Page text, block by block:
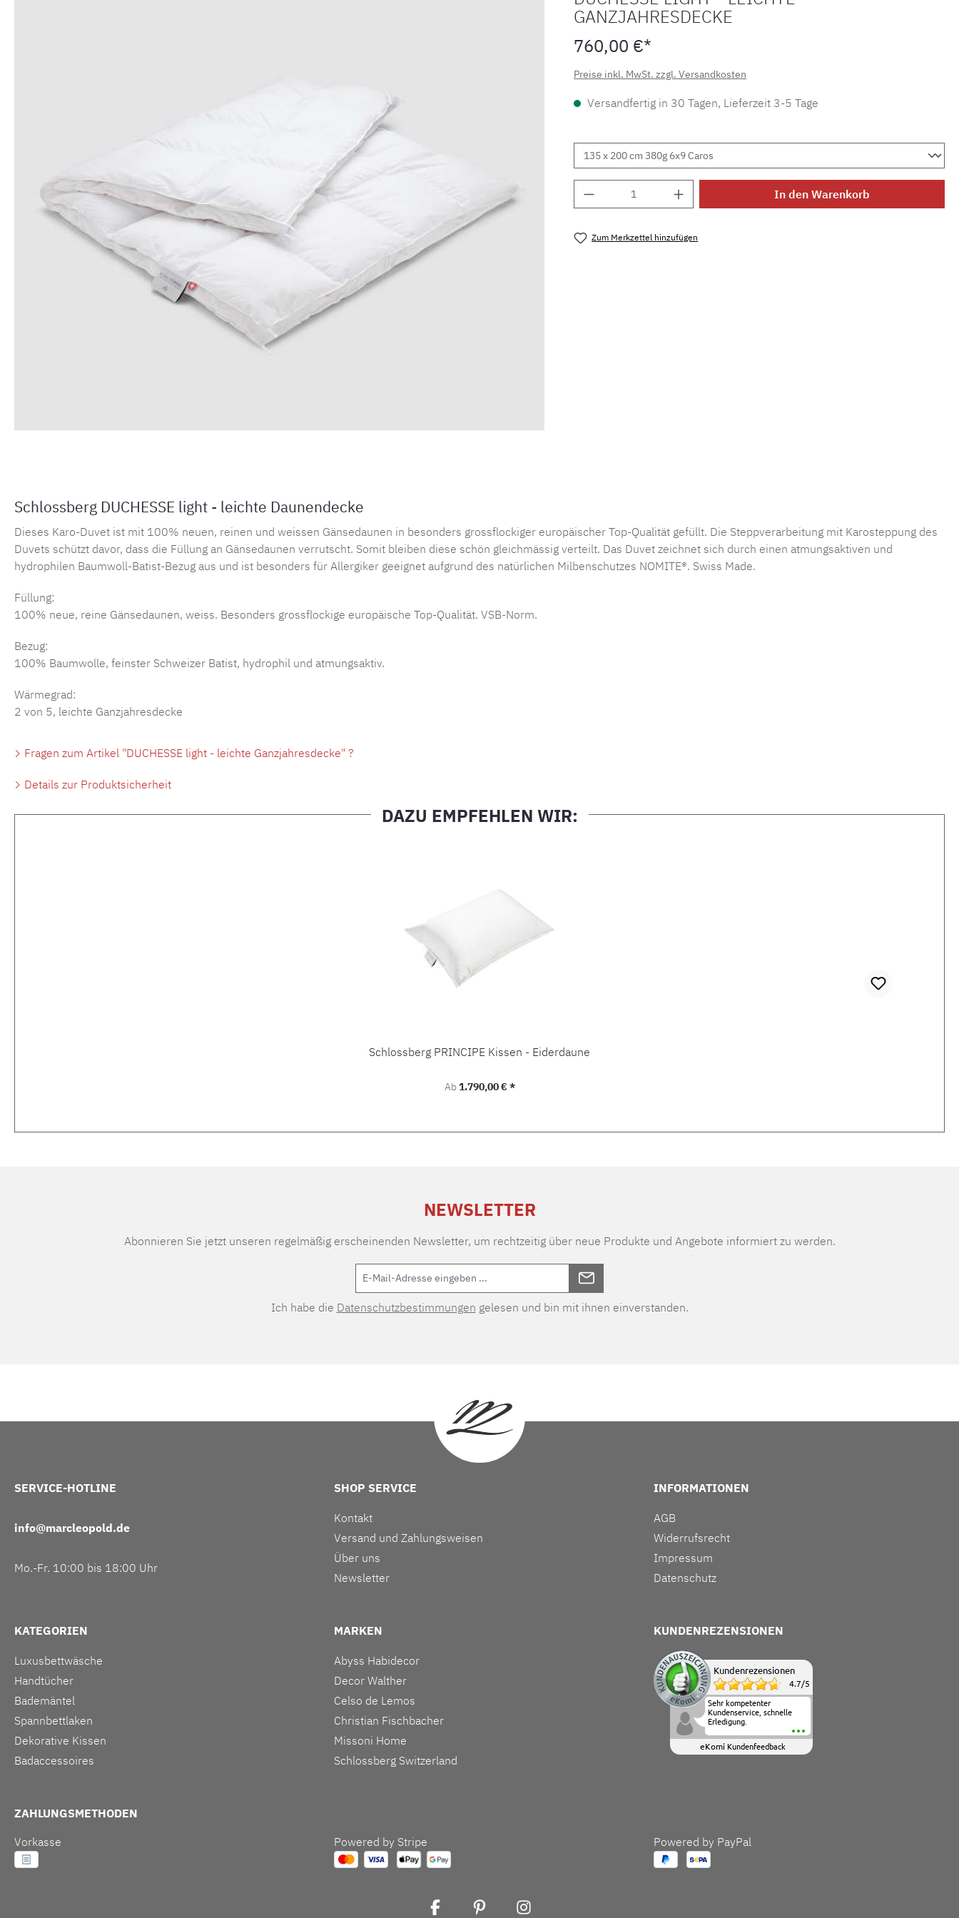
GANZJAHRESDECKE
760,00 €*
Preise inkl. MwSt. zzgl. Versandkosten
Versandfertig in 30 Tagen, Lieferzeit 3-5 Tage
Produkt Anzahl: Gib den gewünschten Wert ein
In den Warenkorb
Zum Merkzettel hinzufügen
Schlossberg DUCHESSE light - leichte Daunendecke
Dieses Karo-Duvet ist mit 100% neuen, reinen und weissen Gänsedaunen in besonders grossflockiger europäischer Top-Qualität gefüllt. Die Steppverarbeitung mit Karosteppung des
Duvets schützt davor, dass die Füllung an Gänsedaunen verrutscht. Somit bleiben diese schön gleichmässig verteilt. Das Duvet zeichnet sich durch einen atmungsaktiven und
hydrophilen Baumwoll-Batist-Bezug aus und ist besonders für Allergiker geeignet aufgrund des natürlichen Milbenschutzes NOMITE®. Swiss Made.
Füllung:
100% neue, reine Gänsedaunen, weiss. Besonders grossflockige europäische Top-Qualität. VSB-Norm.
Bezug:
100% Baumwolle, feinster Schweizer Batist, hydrophil und atmungsaktiv.
Wärmegrad:
2 von 5, leichte Ganzjahresdecke
Fragen zum Artikel "DUCHESSE light - leichte Ganzjahresdecke" ?
Details zur Produktsicherheit
DAZU EMPFEHLEN WIR:
Schlossberg PRINCIPE Kissen - Eiderdaune
Regulärer Preis:
Ab1.790,00 € *
NEWSLETTER
Abonnieren Sie jetzt unseren regelmäßig erscheinenden Newsletter, um rechtzeitig über neue Produkte und Angebote informiert zu werden.
Ich habe die Datenschutzbestimmungen gelesen und bin mit ihnen einverstanden.
SERVICE-HOTLINE
info@marcleopold.de
Mo.-Fr. 10:00 bis 18:00 Uhr
SHOP SERVICE
Kontakt
Versand und Zahlungsweisen
Über uns
Newsletter
INFORMATIONEN
AGB
Widerrufsrecht
Impressum
Datenschutz
KATEGORIEN
Luxusbettwäsche
Handtücher
Bademäntel
Spannbettlaken
Dekorative Kissen
Badaccessoires
MARKEN
Abyss Habidecor
Decor Walther
Celso de Lemos
Christian Fischbacher
Missoni Home
Schlossberg Switzerland
KUNDENREZENSIONEN
Kundenrezensionen
4.7/5
Sehr kompetenter
Kundenservice, schnelle
Erledigung.
eKomi Kundenfeedback
ZAHLUNGSMETHODEN
Vorkasse
Powered by Stripe Powered by PayPal